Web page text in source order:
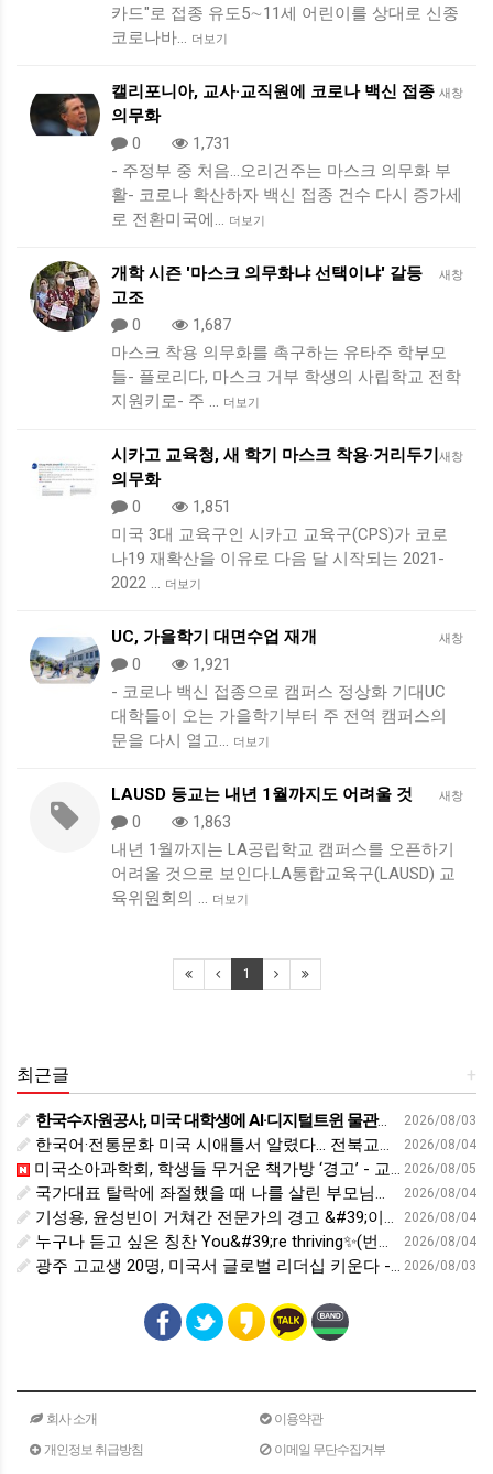
카드"로 접종 유도5∼11세 어린이를 상대로 신종
코로나바… 더보기
새창
캘리포니아, 교사·교직원에 코로나 백신 접종
의무화
0
1,731
- 주정부 중 처음…오리건주는 마스크 의무화 부
활- 코로나 확산하자 백신 접종 건수 다시 증가세
로 전환미국에… 더보기
새창
개학 시즌 '마스크 의무화냐 선택이냐' 갈등
고조
0
1,687
마스크 착용 의무화를 촉구하는 유타주 학부모
들- 플로리다, 마스크 거부 학생의 사립학교 전학
지원키로- 주 … 더보기
새창
시카고 교육청, 새 학기 마스크 착용·거리두기
의무화
0
1,851
미국 3대 교육구인 시카고 교육구(CPS)가 코로
나19 재확산을 이유로 다음 달 시작되는 2021-
2022 … 더보기
새창
UC, 가을학기 대면수업 재개
0
1,921
- 코로나 백신 접종으로 캠퍼스 정상화 기대UC
대학들이 오는 가을학기부터 주 전역 캠퍼스의
문을 다시 열고… 더보기
새창
LAUSD 등교는 내년 1월까지도 어려울 것
0
1,863
내년 1월까지는 LA공립학교 캠퍼스를 오픈하기
어려울 것으로 보인다.LA통합교육구(LAUSD) 교
육위원회의 … 더보기
1
+
최근글
2026/08/03
한국수자원공사, 미국 대학생에 AI·디지털트윈 물관리 교육 - cfnews.kr
2026/08/04
한국어·전통문화 미국 시애틀서 알렸다… 전북교육청, 국제교육 협력 확대 - 세계일보
2026/08/05
미국소아과학회, 학생들 무거운 책가방 ‘경고’ - 교육플러스
2026/08/04
국가대표 탈락에 좌절했을 때 나를 살린 부모님의 &#39;이 행동&#39; | 김아랑 전 쇼트트랙 선수 | 국가대표 쇼트트랙 올림픽 금메달 | 세바시 2116회
2026/08/04
기성용, 윤성빈이 거쳐간 전문가의 경고 &#39;이런 사람은 운동, 안하는 게 낫습니다&#39; | 홍정기 차의과대학스포츠의학대학원장 | 운동 건강 체중조절 면역력 | 세바시 2118회
2026/08/04
누구나 듣고 싶은 칭찬 You&#39;re thriving✨(번창❌)
2026/08/03
광주 고교생 20명, 미국서 글로벌 리더십 키운다 - 호남교육신문
회사 소개
이용약관
개인정보 취급방침
이메일 무단수집거부